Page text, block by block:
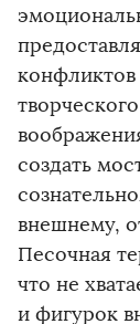
создать
внешнему,
Песочная
что не
и фигурок